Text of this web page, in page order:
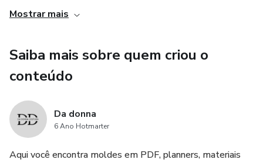
real.
Mostrar mais
Saiba mais sobre quem criou o
conteúdo
Da donna
6 Ano Hotmarter
Aqui você encontra moldes em PDF, planners, materiais